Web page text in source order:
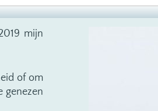
mijn
of om
genezen